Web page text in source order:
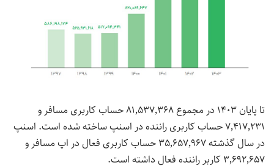
تا پایان ۱۴۰۳ در مجموع
حساب کاربری مسافر و
۷٬۴۱۷٬۲۳۱ حساب کاربری راننده در اسنپ ساخته شده است. اسنپ
در سال گذشته ۳۵٬۶۵۷٬۹۶۷ حساب کاربری
فعال در اپ مسافر و
۳٬۶۹۲٬۶۵۷ کاربر راننده فعال داشته است.